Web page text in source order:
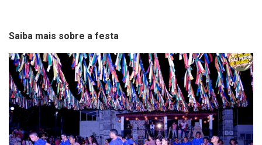
Saiba mais sobre a festa